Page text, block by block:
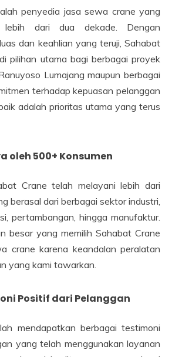
penyedia jasa sewa crane yang
lebih dari dua dekade. Dengan
dan keahlian yang teruji, Sahabat
pilihan utama bagi berbagai proyek
Lumajang maupun berbagai
terhadap kepuasan pelanggan
adalah prioritas utama yang terus
oleh 500+ Konsumen
Crane telah melayani lebih dari
berasal dari berbagai sektor industri,
pertambangan, hingga manufaktur.
besar yang memilih Sahabat Crane
crane karena keandalan peralatan
yang kami tawarkan.
Positif dari Pelanggan
mendapatkan berbagai testimoni
yang telah menggunakan layanan